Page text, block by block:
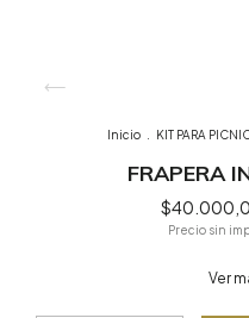
Inicio KIT PARA
FRAPERA
Precio sin
Ver